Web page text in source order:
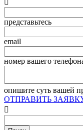

представьтесь
email
номер вашего
опишите суть вашей
ОТПРАВИТЬ
